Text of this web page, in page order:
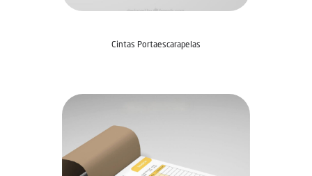
Cintas Portaescarapelas